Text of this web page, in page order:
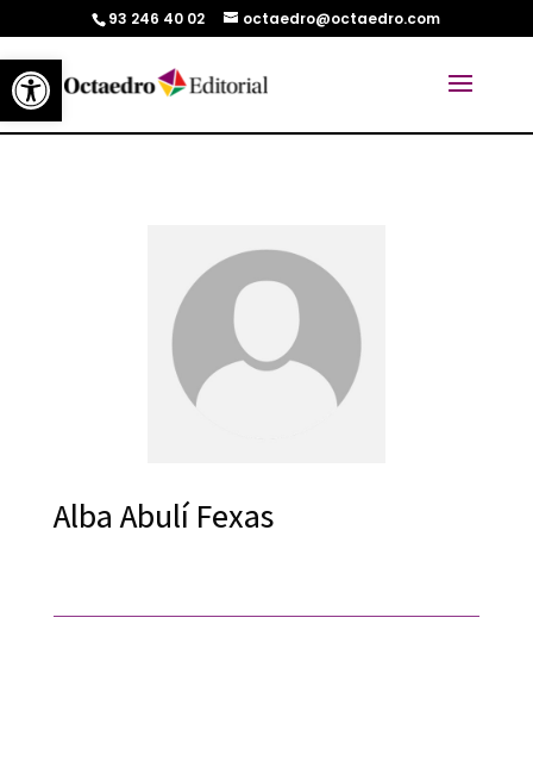
Abrir barra de herramientas
93 246 40 02 octaedro@octaedro.com
Alba Abulí Fexas